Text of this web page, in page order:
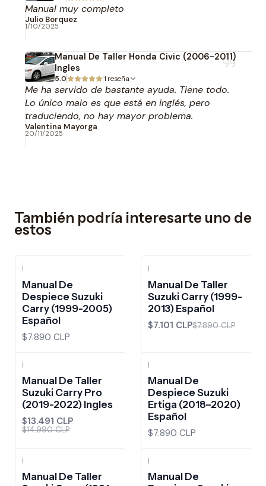
Manual muy completo
Julio Borquez
1/10/2025
Manual De Taller Honda Civic (2006-2011)
Ingles
5.0 1 reseña
Me ha servido de bastante ayuda. Tiene todo.
Lo único malo es que está en inglés, pero
traduciendo, no hay mayor problema.
Valentina Mayorga
20/11/2025
También podría interesarte uno de
estos
|
Manual De
Despiece Suzuki
Carry (1999-2005)
Español
$7.890 CLP
|
Manual De Taller
Suzuki Carry (1999-
2013) Español
$7.101 CLP$7.890 CLP
|
Manual De Taller
Suzuki Carry Pro
(2019-2022) Ingles
$13.491 CLP
$14.990 CLP
|
Manual De
Despiece Suzuki
Ertiga (2018–2020)
Español
$7.890 CLP
|
Manual De Taller
|
Manual De